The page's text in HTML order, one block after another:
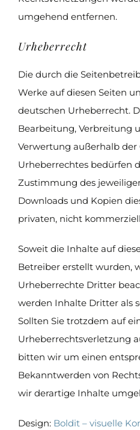
umgehend entfernen.
Urheberrecht
Die durch die
Werke auf diesen Seiten
deutschen Urheberrecht.
Bearbeitung, Verbreitung
Verwertung außerhalb der
Urheberrechtes bedürfen
Zustimmung des
Downloads und Kopien
privaten, nicht
Soweit die Inhalte auf
Betreiber erstellt wurden,
Urheberrechte Dritter
werden Inhalte Dritter als
Sollten Sie trotzdem auf
Urheberrechtsverletzung
bitten wir um einen
Bekanntwerden von
wir derartige Inhalte
Design: Boldit – visuelle